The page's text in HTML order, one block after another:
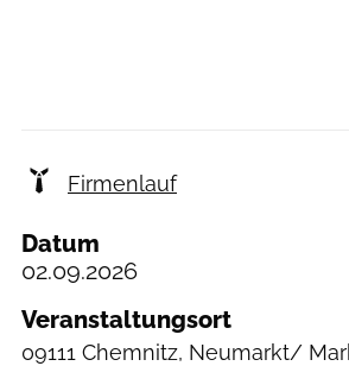
Firmenlauf
Datum
02.09.2026
Veranstaltungsort
09111 Chemnitz, Neumarkt/